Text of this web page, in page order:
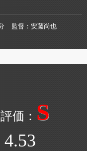
監督
安藤尚也
S
4.53